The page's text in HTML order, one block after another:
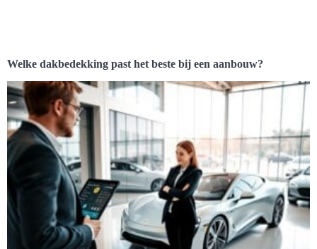
Welke dakbedekking past het beste bij een aanbouw?